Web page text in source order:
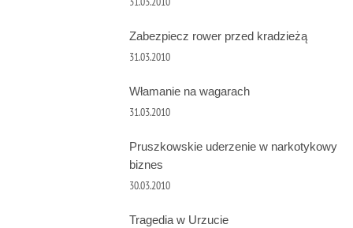
Zabezpiecz rower przed kradzieżą
31.03.2010
Włamanie na wagarach
31.03.2010
Pruszkowskie uderzenie w narkotykowy
biznes
30.03.2010
Tragedia w Urzucie